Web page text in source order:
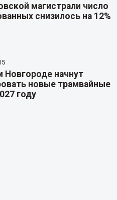
магистрали число
снизилось на 12%
начнут
новые трамвайные
году